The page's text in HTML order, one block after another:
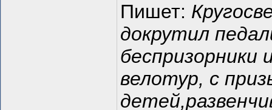
Пишет:
докрутил
велотур, с